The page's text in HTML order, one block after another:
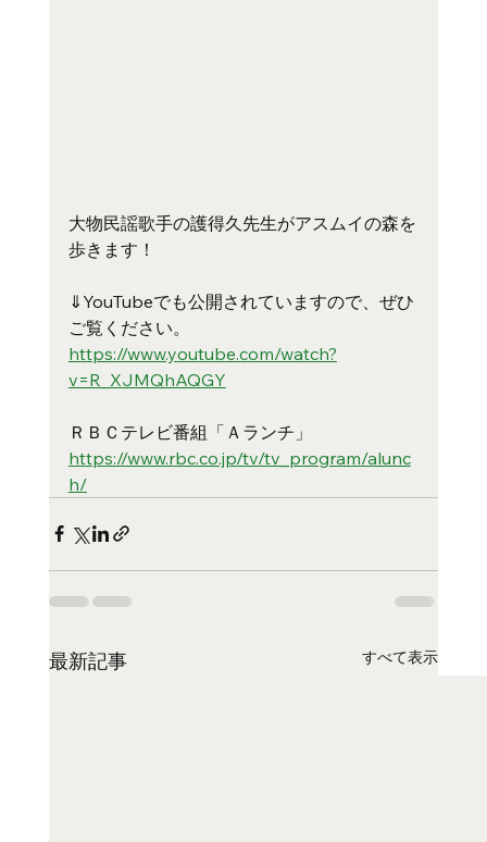
大物民謡歌手の護得久先生がアスムイの森を
歩きます！
⇓YouTubeでも公開されていますので、ぜひ
ご覧ください。
https://www.youtube.com/watch?
v=R_XJMQhAQGY
ＲＢＣテレビ番組「Ａランチ」
https://www.rbc.co.jp/tv/tv_program/alunc
h/
最新記事 すべて表示